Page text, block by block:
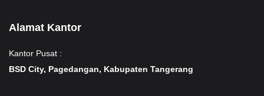
Alamat Kantor
Kantor Pusat :
BSD City, Pagedangan, Kabupaten Tangerang